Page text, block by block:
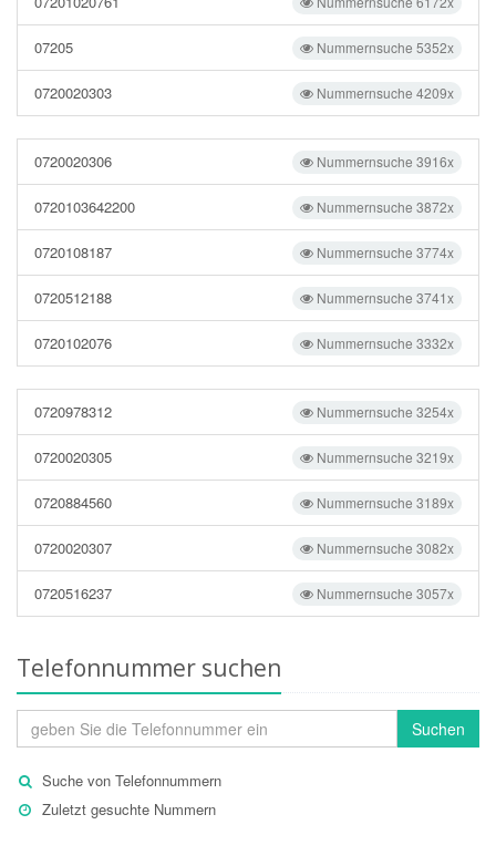
Nummernsuche 5352x
07205
Nummernsuche 4209x
0720020303
Nummernsuche 3916x
0720020306
Nummernsuche 3872x
0720103642200
Nummernsuche 3774x
0720108187
Nummernsuche 3741x
0720512188
Nummernsuche 3332x
0720102076
Nummernsuche 3254x
0720978312
Nummernsuche 3219x
0720020305
Nummernsuche 3189x
0720884560
Nummernsuche 3082x
0720020307
Nummernsuche 3057x
0720516237
Telefonnummer suchen
Suchen
Suche von Telefonnummern
Zuletzt gesuchte Nummern